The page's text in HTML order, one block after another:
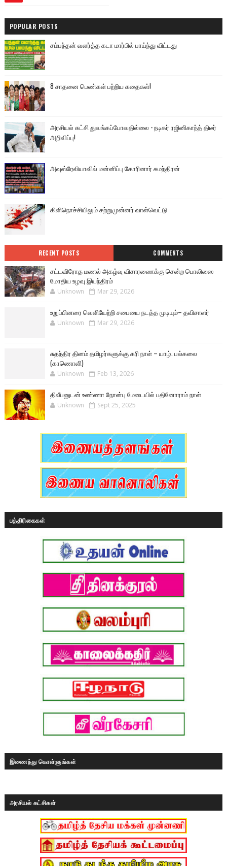
POPULAR POSTS
சம்பந்தன் வளர்த்த கடா மார்பில் பாய்ந்து விட்டது
8 சாதனை பெண்கள் பற்றிய கதைகள்!
அரசியல் கட்சி துவங்கப்போவதில்லை - நடிகர் ரஜினிகாந்த் திடீர்
அறிவிப்பு!
அவுஸ்ரேலியாவில் மன்னிப்பு கோரினார் சுமந்திரன்
கிளிநொச்சியிலும் சற்றுமுன்னர் வாள்வெட்டு
RECENT POSTS COMMENTS
சட்டவிரோத மணல் அகழ்வு விசாரணைக்கு சென்ற பொலிஸை
மோதிய உழவு இயந்திரம்
Unknown Mar 29, 2026
உறுப்பினரை வெளியேற்றி சபையை நடத்த முடியும்– தவிசாளர்
Unknown Mar 29, 2026
சுதந்திர தினம் தமிழர்களுக்கு கரி நாள் – யாழ். பல்கலை
(காணொளி)
Unknown Feb 13, 2026
திலீபனுடன் உண்ணா நோன்பு மேடையில் பதினோராம் நாள்
Unknown Sept 25, 2025
பத்திரிகைகள்
இணைந்து கொள்ளுங்கள்
அரசியல் கட்சிகள்